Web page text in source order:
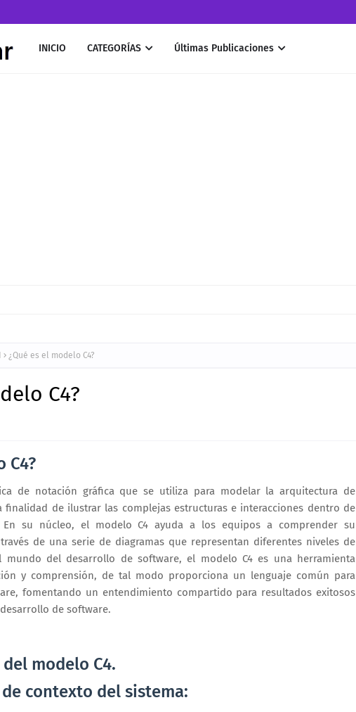
INICIO CATEGORÍAS Últimas Publicaciones
¿Qué es el modelo C4?
C4?
C4?
de notación gráfica que se utiliza para modelar la arquitectura de
finalidad de ilustrar las complejas estructuras e interacciones dentro de
su núcleo, el modelo C4 ayuda a los equipos a comprender su
de una serie de diagramas que representan diferentes niveles de
mundo del desarrollo de software, el modelo C4 es una herramienta
y comprensión, de tal modo proporciona un lenguaje común para
fomentando un entendimiento compartido para resultados exitosos
de software.
modelo C4.
contexto del sistema: